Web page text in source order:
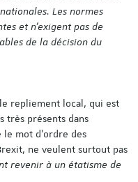
Les normes
et n’exigent pas de
de la décision du
repliement local, qui est
très présents dans
le mot d’ordre des
ne veulent surtout pas
revenir à un étatisme de